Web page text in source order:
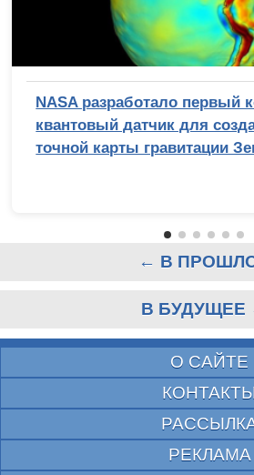
NASA разработало первый
квантовый датчик для
точной карты гравитации
← В
В БУДУЩЕЕ
О САЙТЕ
РЕКЛАМА